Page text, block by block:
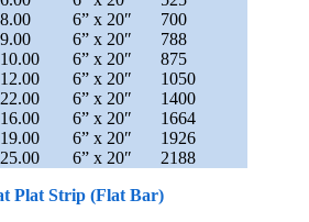
8.00 6” x 20″
700
9.00 6” x 20″
788
10.00 6” x 20″
875
12.00 6” x 20″
1050
22.00 6” x 20″
1400
16.00 6” x 20″
1664
19.00 6” x 20″
1926
25.00 6” x 20″
2188
Plat Strip (Flat Bar)